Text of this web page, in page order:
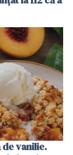
vanilie.